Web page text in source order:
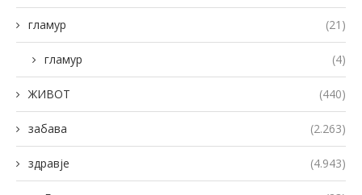
гламур (21)
гламур (4)
ЖИВОТ (440)
забава (2.263)
здравје (4.943)